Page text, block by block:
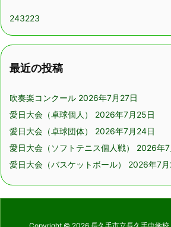
243223
最近の投稿
吹奏楽コンクール 2026年7月27日
愛日大会（卓球個人）
2026年7月25日
愛日大会（卓球団体）
2026年7月24日
愛日大会（ソフトテニス個人戦）
2026年
愛日大会（バスケットボール）
2026年7月